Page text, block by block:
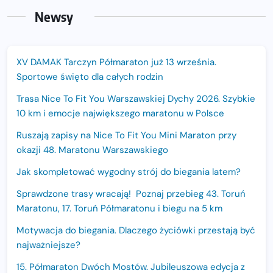
Newsy
XV DAMAK Tarczyn Półmaraton już 13 września.
Sportowe święto dla całych rodzin
Trasa Nice To Fit You Warszawskiej Dychy 2026. Szybkie
10 km i emocje największego maratonu w Polsce
Ruszają zapisy na Nice To Fit You Mini Maraton przy
okazji 48. Maratonu Warszawskiego
Jak skompletować wygodny strój do biegania latem?
Sprawdzone trasy wracają! Poznaj przebieg 43. Toruń
Maratonu, 17. Toruń Półmaratonu i biegu na 5 km
Motywacja do biegania. Dlaczego życiówki przestają być
najważniejsze?
15. Półmaraton Dwóch Mostów. Jubileuszowa edycja z